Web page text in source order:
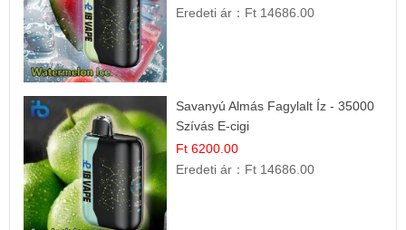
Eredeti ár： Ft 14686.00
Savanyú Almás Fagylalt Íz - 35000
Szívás E-cigi
Ft 6200.00
Eredeti ár： Ft 14686.00